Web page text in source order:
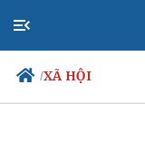
/XÃ HỘI